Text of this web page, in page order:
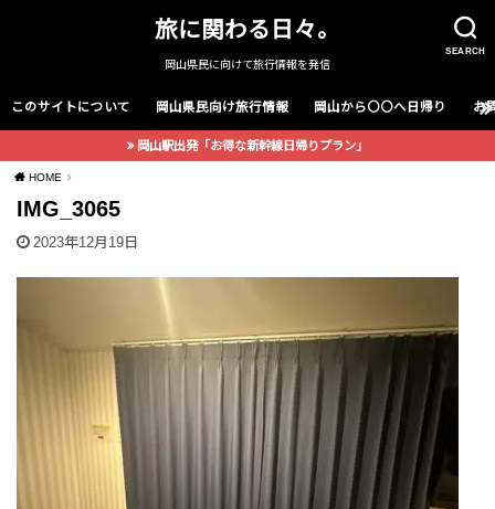
SEARCH
旅に関わる日々。
岡山県民に向けて旅行情報を発信
このサイトについて 岡山県民向け旅行情報 岡山から〇〇へ日帰り お
岡山駅出発「お得な新幹線日帰りプラン」
HOME
IMG_3065
2023年12月19日